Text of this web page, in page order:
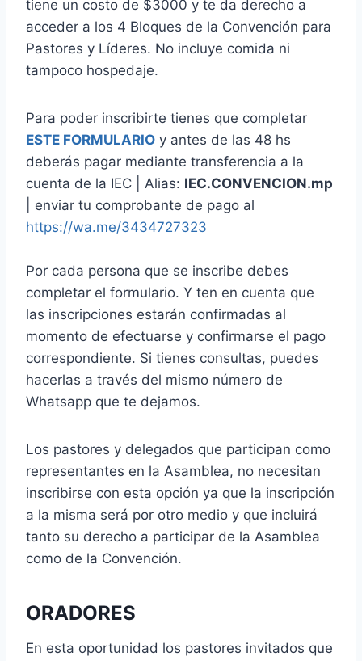
tiene un costo de $3000 y te da derecho a
acceder a los 4 Bloques de la Convención para
Pastores y Líderes. No incluye comida ni
tampoco hospedaje.
Para poder inscribirte tienes que completar
ESTE FORMULARIO y antes de las 48 hs
deberás pagar mediante transferencia a la
cuenta de la IEC | Alias: IEC.CONVENCION.mp
| enviar tu comprobante de pago al
https://wa.me/3434727323
Por cada persona que se inscribe debes
completar el formulario. Y ten en cuenta que
las inscripciones estarán confirmadas al
momento de efectuarse y confirmarse el pago
correspondiente. Si tienes consultas, puedes
hacerlas a través del mismo número de
Whatsapp que te dejamos.
Los pastores y delegados que participan como
representantes en la Asamblea, no necesitan
inscribirse con esta opción ya que la inscripción
a la misma será por otro medio y que incluirá
tanto su derecho a participar de la Asamblea
como de la Convención.
ORADORES
En esta oportunidad los pastores invitados que